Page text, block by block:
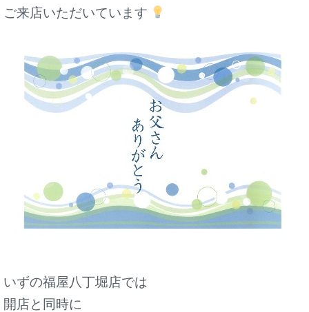
ご来店いただいています
いずの福屋八丁堀店では
開店と同時に